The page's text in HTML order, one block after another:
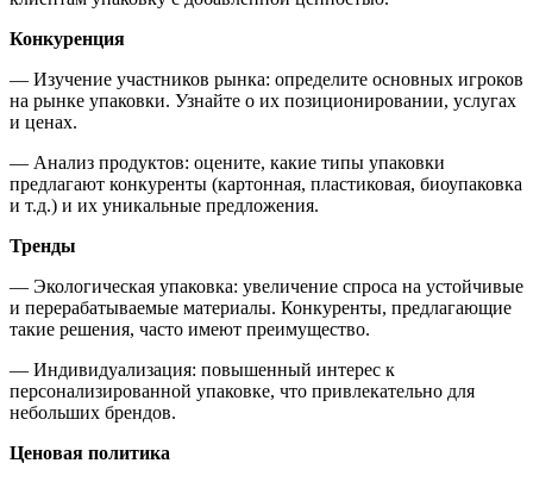
Конкуренция
— Изучение участников рынка: определите основных игроков
на рынке упаковки. Узнайте о их позиционировании, услугах
и ценах.
— Анализ продуктов: оцените, какие типы упаковки
предлагают конкуренты (картонная, пластиковая, биоупаковка
и т.д.) и их уникальные предложения.
Тренды
— Экологическая упаковка: увеличение спроса на устойчивые
и перерабатываемые материалы. Конкуренты, предлагающие
такие решения, часто имеют преимущество.
— Индивидуализация: повышенный интерес к
персонализированной упаковке, что привлекательно для
небольших брендов.
Ценовая политика